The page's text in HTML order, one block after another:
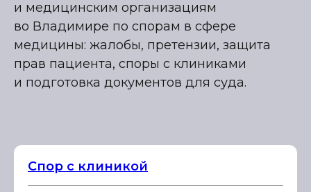
и медицинским организациям
во Владимире по спорам в сфере
медицины: жалобы, претензии, защита
прав пациента, споры с клиниками
и подготовка документов для суда.
Спор с клиникой